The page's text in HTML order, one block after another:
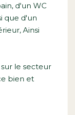
d'un WC
que d'un
Ainsi
le secteur
bien et